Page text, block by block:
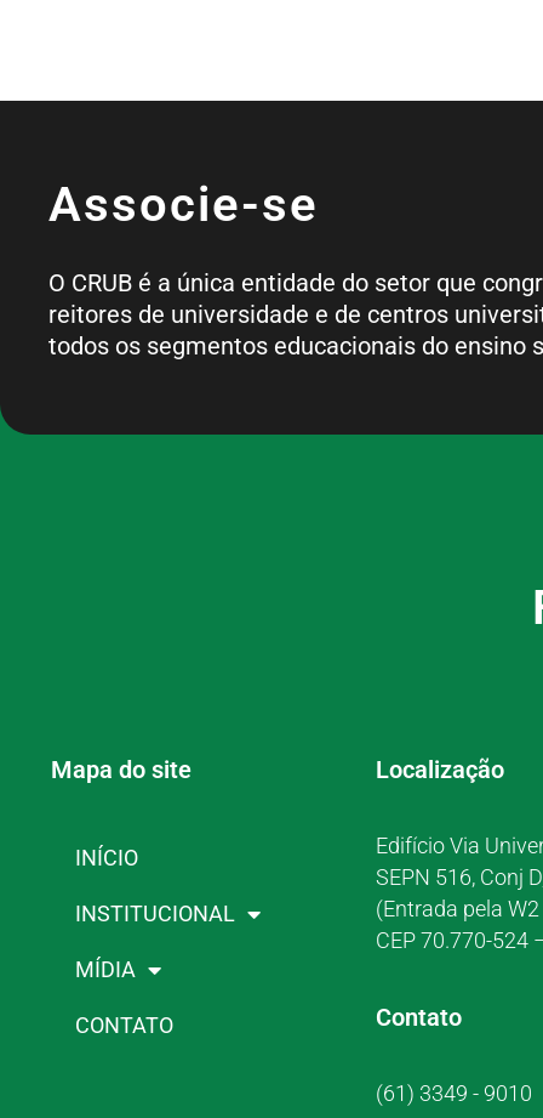
Associe-se
O CRUB é a única entidade do setor que
reitores de universidade e de centros
todos os segmentos educacionais do ensino
Mapa do site
INÍCIO
INSTITUCIONAL
MÍDIA
CONTATO
Localização
Edifício Via
SEPN 516, Conj
(Entrada pela
CEP 70.770-524
Contato
(61) 3349 - 9010